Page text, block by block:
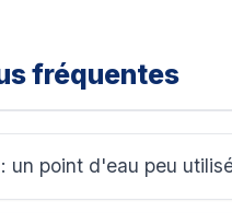
fréquentes
: un point d'eau peu